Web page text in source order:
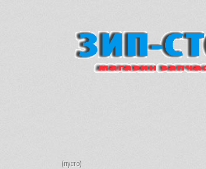
(пусто)